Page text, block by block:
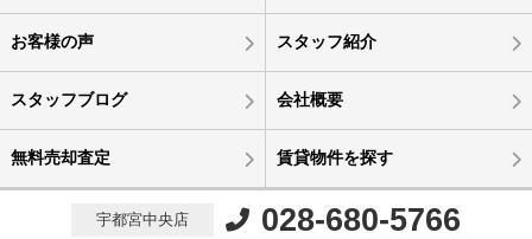
お客様の声 スタッフ紹介
スタッフブログ 会社概要
無料売却査定 賃貸物件を探す
宇都宮中央店 028-680-5766